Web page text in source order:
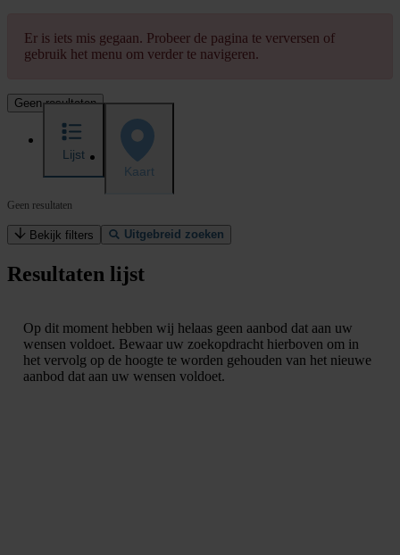
Er is iets mis gegaan. Probeer de pagina te verversen of
gebruik het menu om verder te navigeren.
Geen resultaten
Lijst
Kaart
Geen resultaten
Bekijk filters Uitgebreid zoeken
Resultaten lijst
Op dit moment hebben wij helaas geen aanbod dat aan uw
wensen voldoet. Bewaar uw zoekopdracht hierboven om in
het vervolg op de hoogte te worden gehouden van het nieuwe
aanbod dat aan uw wensen voldoet.